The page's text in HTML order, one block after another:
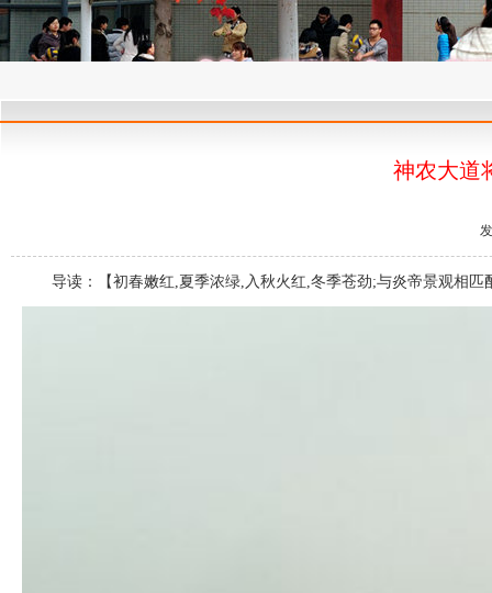
神农大道
导读：【初春嫩红,夏季浓绿,入秋火红,冬季苍劲;与炎帝景观相匹